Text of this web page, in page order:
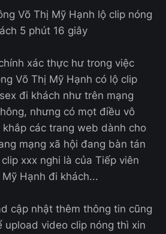
Võ Thị Mỹ Hạnh lộ clip nóng
5 phút 16 giây
xác thực hư trong việc
Võ Thị Mỹ Hạnh có lộ clip
đi khách như trên mạng
nhưng có mọt điều vô
các trang web dành cho
mạng xã hội đang bàn tán
xxx nghi là của Tiếp viên
Hạnh đi khách...
cập nhật thêm thông tin cũng
upload video clip nóng thì xin